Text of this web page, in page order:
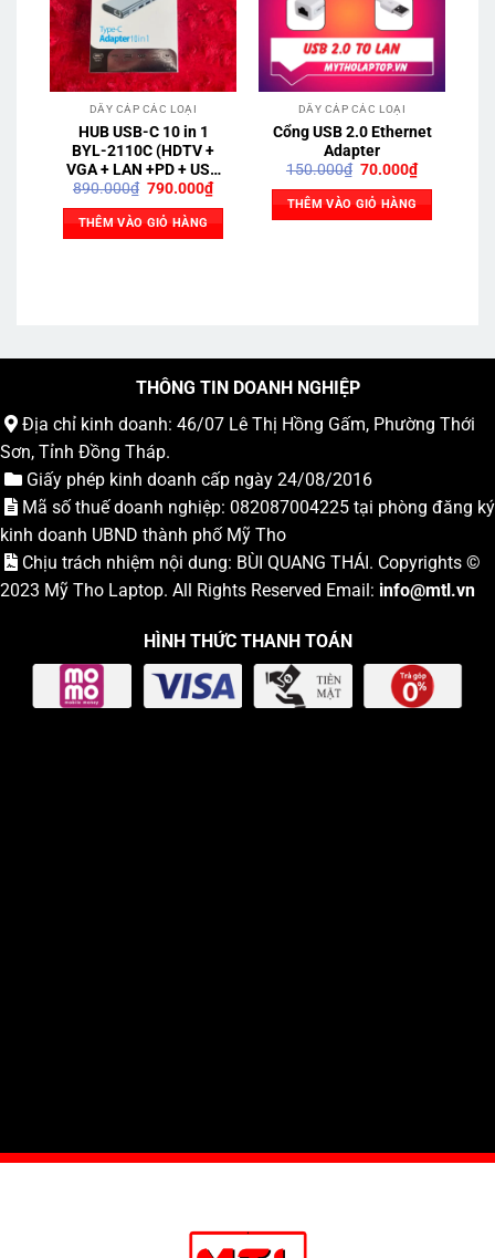
DÂY CÁP CÁC LOẠI
HUB USB-C 10 in 1
BYL-2110C (HDTV +
VGA + LAN +PD + USB
3.0 + TF + SD + USB-C)
890.000₫ Giá
là:
890.000₫.
790.000₫Giá
hiện
790.000₫.
THÊM VÀO GIỎ HÀNG
DÂY CÁP CÁC LOẠI
Cổng USB 2.0 Ethernet
Adapter
150.000₫ Giá
là:
150.000₫.
70.000₫Giá
hiện
70.000₫.
THÊM VÀO GIỎ HÀNG
THÔNG TIN DOANH NGHIỆP
Địa chỉ kinh doanh: 46/07 Lê Thị Hồng Gấm, Phường Thới
Sơn, Tỉnh Đồng Tháp.
Giấy phép kinh doanh cấp ngày 24/08/2016
Mã số thuế doanh nghiệp: 082087004225 tại phòng đăng ký
kinh doanh UBND thành phố Mỹ Tho
Chịu trách nhiệm nội dung: BÙI QUANG THÁI. Copyrights ©
2023 Mỹ Tho Laptop. All Rights Reserved Email: info@mtl.vn
HÌNH THỨC THANH TOÁN